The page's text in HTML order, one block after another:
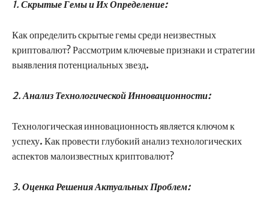
1. Скрытые Гемы и Их Определение:
Как определить скрытые гемы среди неизвестных
криптовалют? Рассмотрим ключевые признаки и стратегии
выявления потенциальных звезд.
2.Анализ Технологической Инновационности:
Технологическая инновационность является ключом к
успеху. Как провести глубокий анализ технологических
аспектов малоизвестных криптовалют?
3. Оценка Решения Актуальных Проблем: